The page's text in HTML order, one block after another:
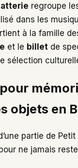
regroupe
dans les
à la famille
et le billet de
sélection
objets en
partie de
ne jamais